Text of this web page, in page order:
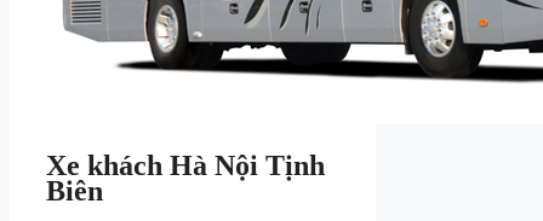
Xe khách Hà Nội Tịnh
Biên